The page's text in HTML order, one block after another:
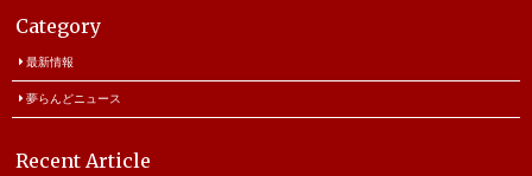
Category
最新情報
夢らんどニュース
Recent Article